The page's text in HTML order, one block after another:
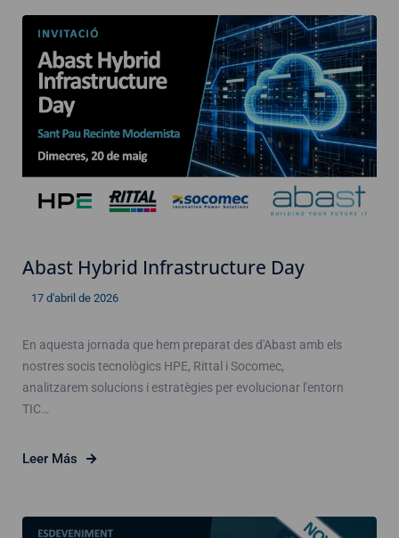
Abast Hybrid Infrastructure Day
17 d'abril de 2026
En aquesta jornada que hem preparat des d'Abast amb els
nostres socis tecnològics HPE, Rittal i Socomec,
analitzarem solucions i estratègies per evolucionar l'entorn
TIC…
Leer Más